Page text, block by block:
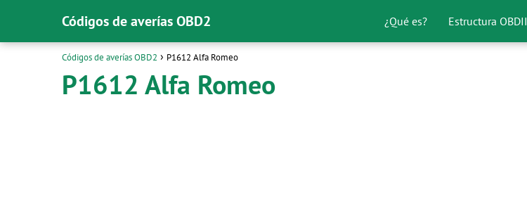
Códigos de averías OBD2 ¿Qué es? Estructura OBDII
Códigos de averías OBD2 P1612 Alfa Romeo
P1612 Alfa Romeo